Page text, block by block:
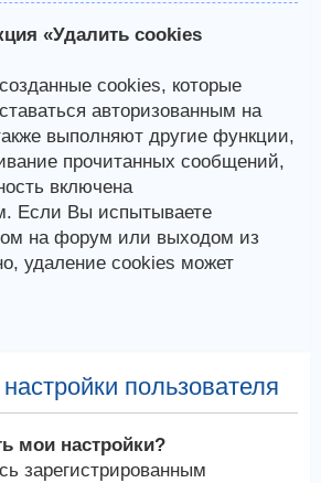
«Удалить cookies
cookies, которые
авторизованным на
выполняют другие функции,
прочитанных сообщений,
включена
Если Вы испытываете
на форум или выходом из
удаление cookies может
пользователя
мои настройки?
зарегистрированным